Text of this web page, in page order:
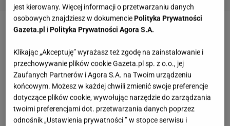
Zobacz wideoDwa wielkie mity o ZUS. "To się
nazywa społeczeństwo, nie piramida finansowa"
Jakie zmiany w legitymacji emeryta czekają
seniorów w 2026 roku? Ministerstwo
proponuje nowy wzór
jest kierowany. Więcej informacji o przetwarzaniu danych
osobowych znajdziesz w dokumenciePolityka Prywatności
Gazeta.pl iPolityka Prywatności Agora S.A.
Klikając „Akceptuję” wyrażasz też zgodę na zainstalowanie i
przechowywanie plików cookie Gazeta.pl sp. z o.o., jej
Zaufanych Partnerów i Agora S.A. na Twoim urządzeniu
końcowym. Możesz w każdej chwili zmienić swoje preferencje
dotyczące plików cookie, wywołując narzędzie do zarządzania
twoimi preferencjami dot. przetwarzania danych poprzez
odnośnik „Ustawienia prywatności ” w stopce serwisu i